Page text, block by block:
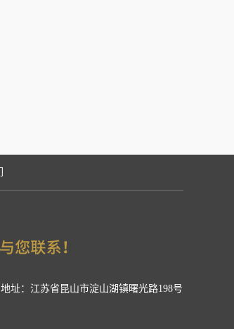
地址：江苏省昆山市淀山湖镇曙光路198号